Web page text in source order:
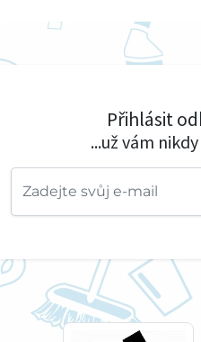
Přihlásit
...už vám